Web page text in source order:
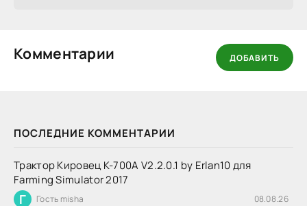
ПОСЛЕДНИЕ КОММЕНТАРИИ
Трактор Кировец К-700А V2.2.0.1 by Erlan10 для
Farming Simulator 2017
Г Гость misha 08.08.26
Комментарии ДОБАВИТЬ